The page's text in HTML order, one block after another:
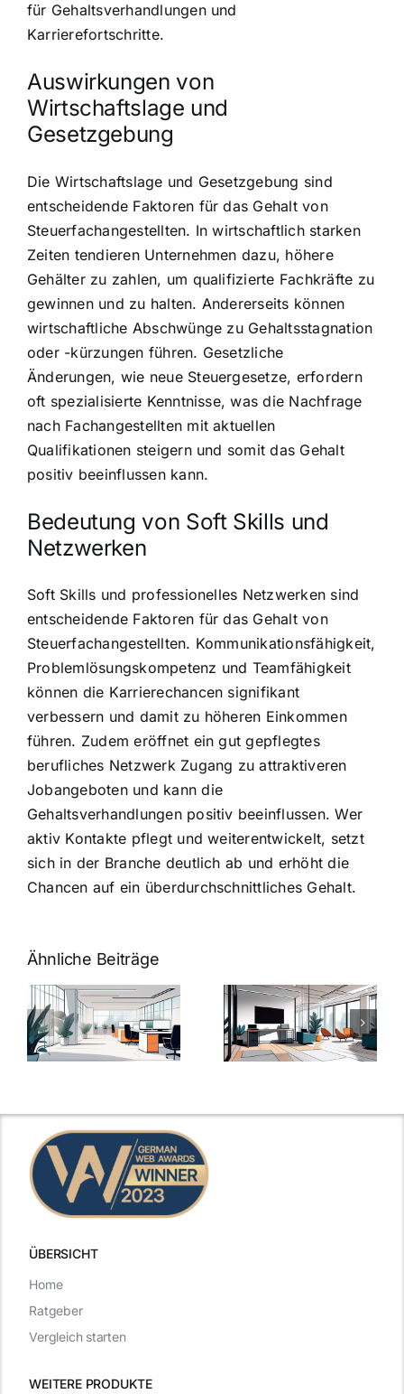
für Gehaltsverhandlungen und
Karrierefortschritte.
Auswirkungen von
Wirtschaftslage und
Gesetzgebung
Die Wirtschaftslage und Gesetzgebung sind
entscheidende Faktoren für das Gehalt von
Steuerfachangestellten. In wirtschaftlich starken
Zeiten tendieren Unternehmen dazu, höhere
Gehälter zu zahlen, um qualifizierte Fachkräfte zu
gewinnen und zu halten. Andererseits können
wirtschaftliche Abschwünge zu Gehaltsstagnation
oder -kürzungen führen. Gesetzliche
Änderungen, wie neue Steuergesetze, erfordern
oft spezialisierte Kenntnisse, was die Nachfrage
nach Fachangestellten mit aktuellen
Qualifikationen steigern und somit das Gehalt
positiv beeinflussen kann.
Bedeutung von Soft Skills und
Netzwerken
Soft Skills und professionelles Netzwerken sind
entscheidende Faktoren für das Gehalt von
Steuerfachangestellten. Kommunikationsfähigkeit,
Problemlösungskompetenz und Teamfähigkeit
können die Karrierechancen signifikant
verbessern und damit zu höheren Einkommen
führen. Zudem eröffnet ein gut gepflegtes
berufliches Netzwerk Zugang zu attraktiveren
Jobangeboten und kann die
Gehaltsverhandlungen positiv beeinflussen. Wer
aktiv Kontakte pflegt und weiterentwickelt, setzt
sich in der Branche deutlich ab und erhöht die
Chancen auf ein überdurchschnittliches Gehalt.
Ähnliche Beiträge
Arbeitgeber-
Zusatzleistungen:
5
inspirierende
Warum
bei
Arbeitgebern
ÜBERSICHT
WEITERE PRODUKTE
Home
Ratgeber
Vergleich starten